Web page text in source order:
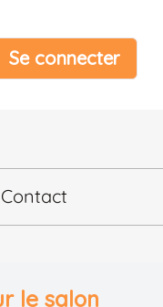
Se connecter
Contact
le salon